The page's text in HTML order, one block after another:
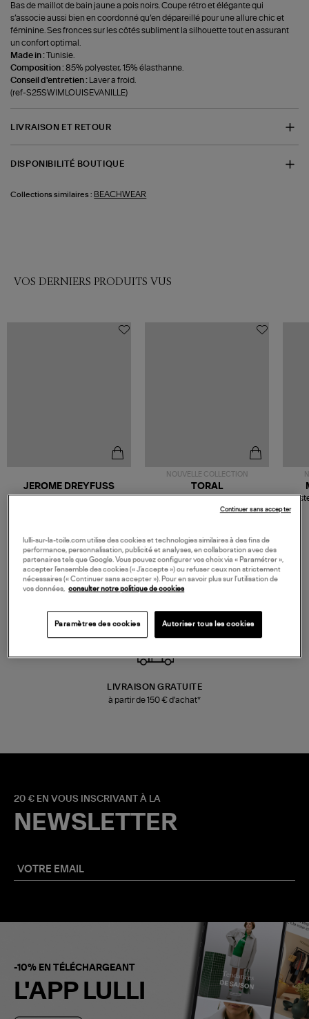
Bas de maillot de bain jaune a pois noirs. Coupe rétro et élégante qui
s’associe aussi bien en coordonné qu’en dépareillé pour une allure chic et
féminine. Ses fronces sur les côtés subliment la silhouette tout en assurant
un confort optimal.
Made in :Tunisie.
Composition :85% polyester, 15% élasthanne.
Conseil d'entretien :
Laver a froid.
(ref-S25SWIMLOUISEVANILLE)
LIVRAISON ET RETOUR
DISPONIBILITÉ BOUTIQUE
Collections similaires : BEACHWEAR
VOS DERNIERS PRODUITS VUS
JEROME DREYFUSS
Sac Bobi S Cuir Lamé
NOUVELLE COLLECTION
189,00 €
TORAL
Mocassins Killian Sport
Mousse
LIVRAISON GRATUITE
à partir de 150 € d'achat*
20 € EN VOUS INSCRIVANT À LA
NEWSLETTER
-10% EN TÉLÉCHARGEANT
L'APP LULLI
lulli-sur-la-toile.com utilise des cookies et technologies similaires à des fins de
performance, personnalisation, publicité et analyses, en collaboration avec des
partenaires tels que Google. Vous pouvez configurer vos choix via « Paramétrer »,
accepter l’ensemble des cookies (« J’accepte ») ou refuser ceux non strictement
nécessaires (« Continuer sans accepter »). Pour en savoir plus sur l’utilisation de
vos données, consulter notre politique de cookies
Paramètres des cookies Autoriser tous les cookies
Continuer sans accepter